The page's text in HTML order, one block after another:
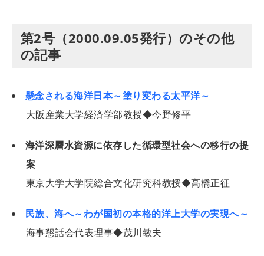
第2号（2000.09.05発行）のその他
の記事
懸念される海洋日本～塗り変わる太平洋～
大阪産業大学経済学部教授◆今野修平
海洋深層水資源に依存した循環型社会への移行の提
案
東京大学大学院総合文化研究科教授◆高橋正征
民族、海へ～わが国初の本格的洋上大学の実現へ～
海事懇話会代表理事◆茂川敏夫